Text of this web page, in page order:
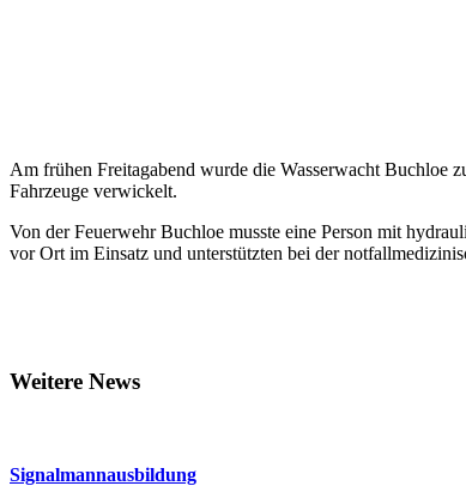
Am frühen Freitagabend wurde die Wasserwacht Buchloe
Fahrzeuge verwickelt.
Von der Feuerwehr Buchloe musste eine Person mit
vor Ort im Einsatz und unterstützten bei der
Weitere News
Signalmannausbildung